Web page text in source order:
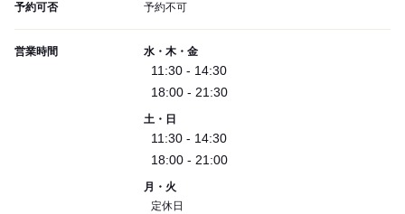
予約可否 予約不可
営業時間 水・木・金
11:30 - 14:30
18:00 - 21:30
土・日
11:30 - 14:30
18:00 - 21:00
月・火
定休日